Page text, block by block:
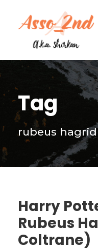
Tag
rubeus hagrid
Harry
Rubeus
Coltrane)